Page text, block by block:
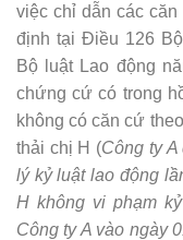
việc chỉ dẫn các
định tại Điều 126
Bộ luật Lao động
chứng cứ có trong
không có căn cứ
thải chị H (Công ty
lý kỷ luật lao động
H không vi phạm
Công ty A vào ngày